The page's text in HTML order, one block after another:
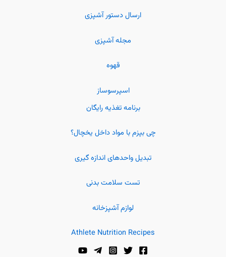
ارسال دستور آشپزی
مجله آشپزی
قهوه
اسپرسوساز
برنامه تغذیه رایگان
چی بپزم با مواد داخل یخچال؟
تبدیل واحدهای اندازه گیری
تست سلامت بدنی
لوازم آشپزخانه
Athlete Nutrition Recipes